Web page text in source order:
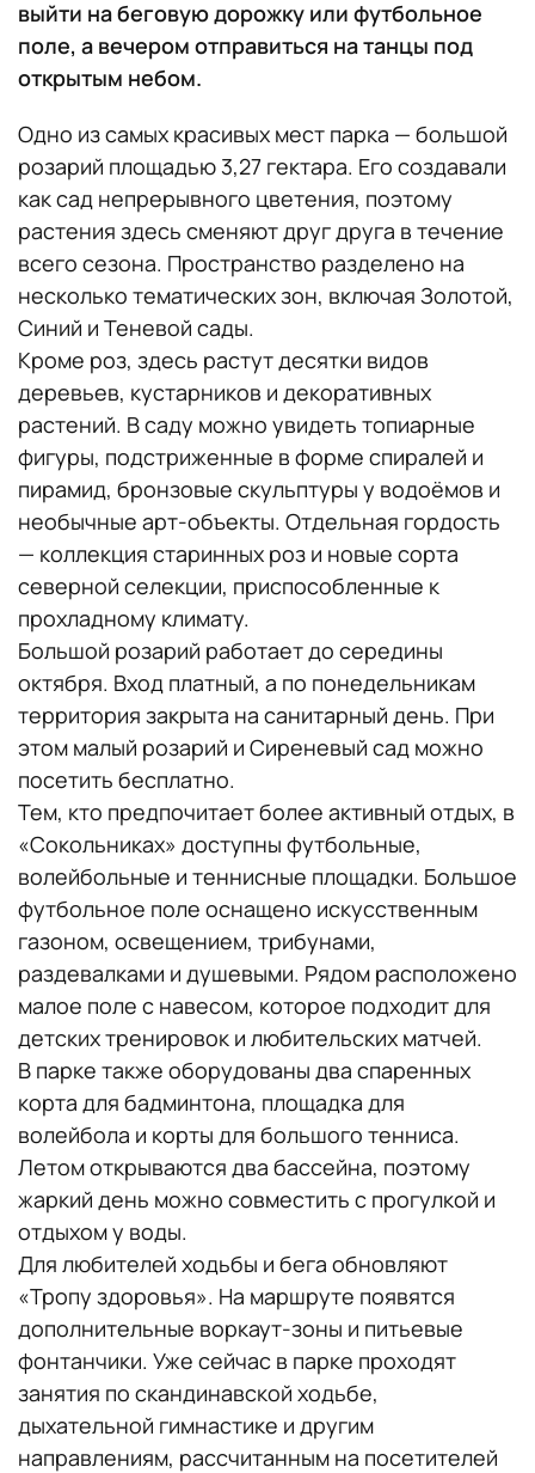
выйти на беговую дорожку или футбольное
поле, а вечером отправиться на танцы под
открытым небом.
Одно из самых красивых мест парка — большой
розарий площадью 3,27 гектара. Его создавали
как сад непрерывного цветения, поэтому
растения здесь сменяют друг друга в течение
всего сезона. Пространство разделено на
несколько тематических зон, включая Золотой,
Синий и Теневой сады.
Кроме роз, здесь растут десятки видов
деревьев, кустарников и декоративных
растений. В саду можно увидеть топиарные
фигуры, подстриженные в форме спиралей и
пирамид, бронзовые скульптуры у водоёмов и
необычные арт-объекты. Отдельная гордость
— коллекция старинных роз и новые сорта
северной селекции, приспособленные к
прохладному климату.
Большой розарий работает до середины
октября. Вход платный, а по понедельникам
территория закрыта на санитарный день. При
этом малый розарий и Сиреневый сад можно
посетить бесплатно.
Тем, кто предпочитает более активный отдых, в
«Сокольниках» доступны футбольные,
волейбольные и теннисные площадки. Большое
футбольное поле оснащено искусственным
газоном, освещением, трибунами,
раздевалками и душевыми. Рядом расположено
малое поле с навесом, которое подходит для
детских тренировок и любительских матчей.
В парке также оборудованы два спаренных
корта для бадминтона, площадка для
волейбола и корты для большого тенниса.
Летом открываются два бассейна, поэтому
жаркий день можно совместить с прогулкой и
отдыхом у воды.
Для любителей ходьбы и бега обновляют
«Тропу здоровья». На маршруте появятся
дополнительные воркаут-зоны и питьевые
фонтанчики. Уже сейчас в парке проходят
занятия по скандинавской ходьбе,
дыхательной гимнастике и другим
направлениям, рассчитанным на посетителей